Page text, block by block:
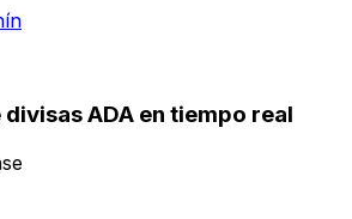
ADA en tiempo real